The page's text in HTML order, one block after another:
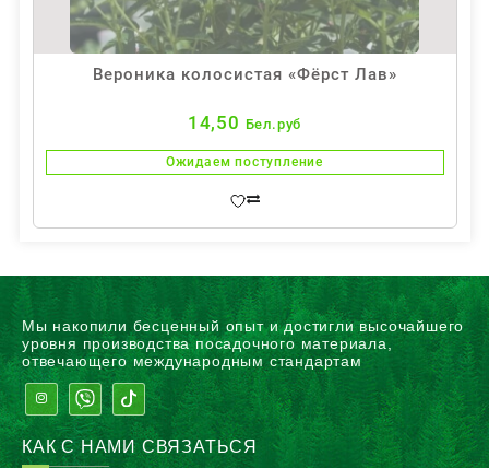
Вероника колосистая «Фёрст Лав»
14,50 Бел.руб
Ожидаем поступление
Мы накопили бесценный опыт и достигли высочайшего
уровня производства посадочного материала,
отвечающего международным стандартам
КАК С НАМИ СВЯЗАТЬСЯ